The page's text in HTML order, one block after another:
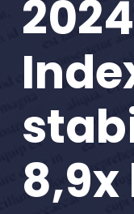
8,9x